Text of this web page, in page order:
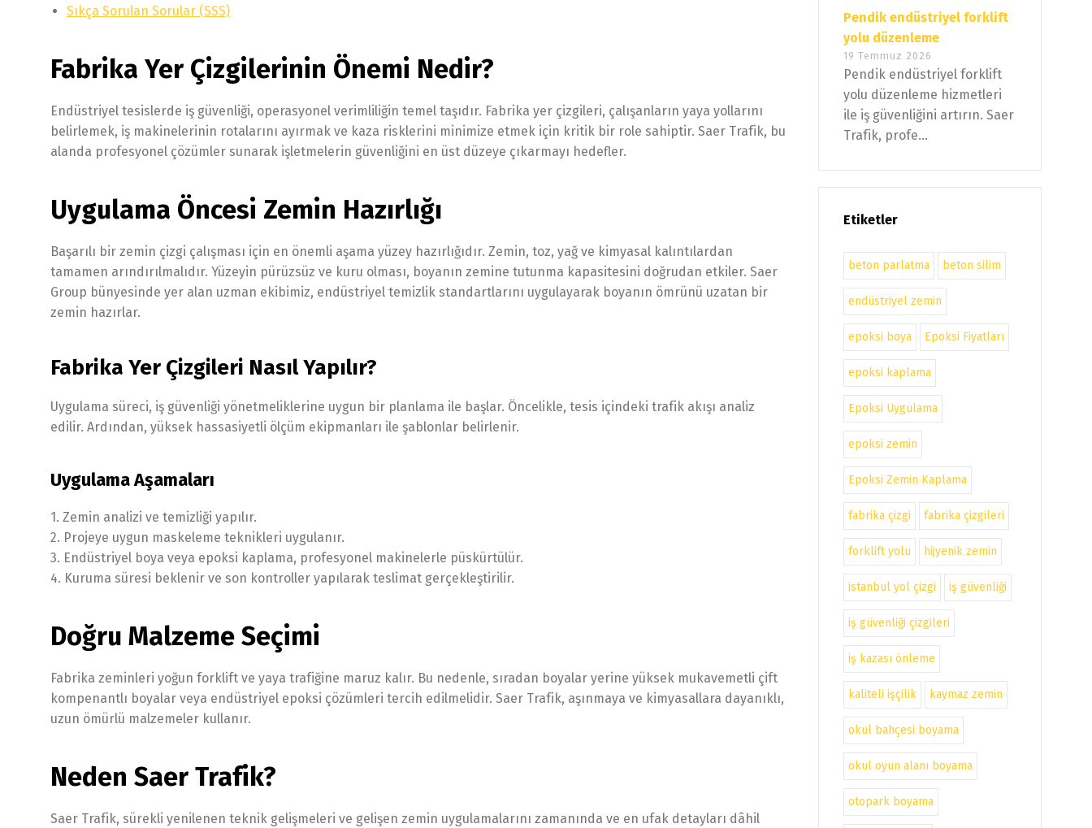
Sıkça Sorulan Sorular (SSS)
Fabrika Yer Çizgilerinin Önemi Nedir?
Endüstriyel tesislerde iş güvenliği, operasyonel verimliliğin temel taşıdır. Fabrika yer çizgileri, çalışanların yaya yollarını
belirlemek, iş makinelerinin rotalarını ayırmak ve kaza risklerini minimize etmek için kritik bir role sahiptir. Saer Trafik, bu
alanda profesyonel çözümler sunarak işletmelerin güvenliğini en üst düzeye çıkarmayı hedefler.
Uygulama Öncesi Zemin Hazırlığı
Başarılı bir zemin çizgi çalışması için en önemli aşama yüzey hazırlığıdır. Zemin, toz, yağ ve kimyasal kalıntılardan
tamamen arındırılmalıdır. Yüzeyin pürüzsüz ve kuru olması, boyanın zemine tutunma kapasitesini doğrudan etkiler. Saer
Group bünyesinde yer alan uzman ekibimiz, endüstriyel temizlik standartlarını uygulayarak boyanın ömrünü uzatan bir
zemin hazırlar.
Fabrika Yer Çizgileri Nasıl Yapılır?
Uygulama süreci, iş güvenliği yönetmeliklerine uygun bir planlama ile başlar. Öncelikle, tesis içindeki trafik akışı analiz
edilir. Ardından, yüksek hassasiyetli ölçüm ekipmanları ile şablonlar belirlenir.
Uygulama Aşamaları
1. Zemin analizi ve temizliği yapılır.
2. Projeye uygun maskeleme teknikleri uygulanır.
3. Endüstriyel boya veya epoksi kaplama, profesyonel makinelerle püskürtülür.
4. Kuruma süresi beklenir ve son kontroller yapılarak teslimat gerçekleştirilir.
Doğru Malzeme Seçimi
Fabrika zeminleri yoğun forklift ve yaya trafiğine maruz kalır. Bu nedenle, sıradan boyalar yerine yüksek mukavemetli çift
kompenantlı boyalar veya endüstriyel epoksi çözümleri tercih edilmelidir. Saer Trafik, aşınmaya ve kimyasallara dayanıklı,
uzun ömürlü malzemeler kullanır.
Neden Saer Trafik?
Saer Trafik, sürekli yenilenen teknik gelişmeleri ve gelişen zemin uygulamalarını zamanında ve en ufak detayları dâhil
Pendik endüstriyel forklift
yolu düzenleme
19 Temmuz 2026
Pendik endüstriyel forklift
yolu düzenleme hizmetleri
ile iş güvenliğini artırın. Saer
Trafik, profe...
Etiketler
beton parlatma beton silim
endüstriyel zemin
epoksi boya Epoksi Fiyatları
epoksi kaplama
Epoksi Uygulama
epoksi zemin
Epoksi Zemin Kaplama
fabrika çizgi fabrika çizgileri
forklift yolu hijyenik zemin
istanbul yol çizgi iş güvenliği
iş güvenliği çizgileri
iş kazası önleme
kaliteli işçilik kaymaz zemin
okul bahçesi boyama
okul oyun alanı boyama
otopark boyama